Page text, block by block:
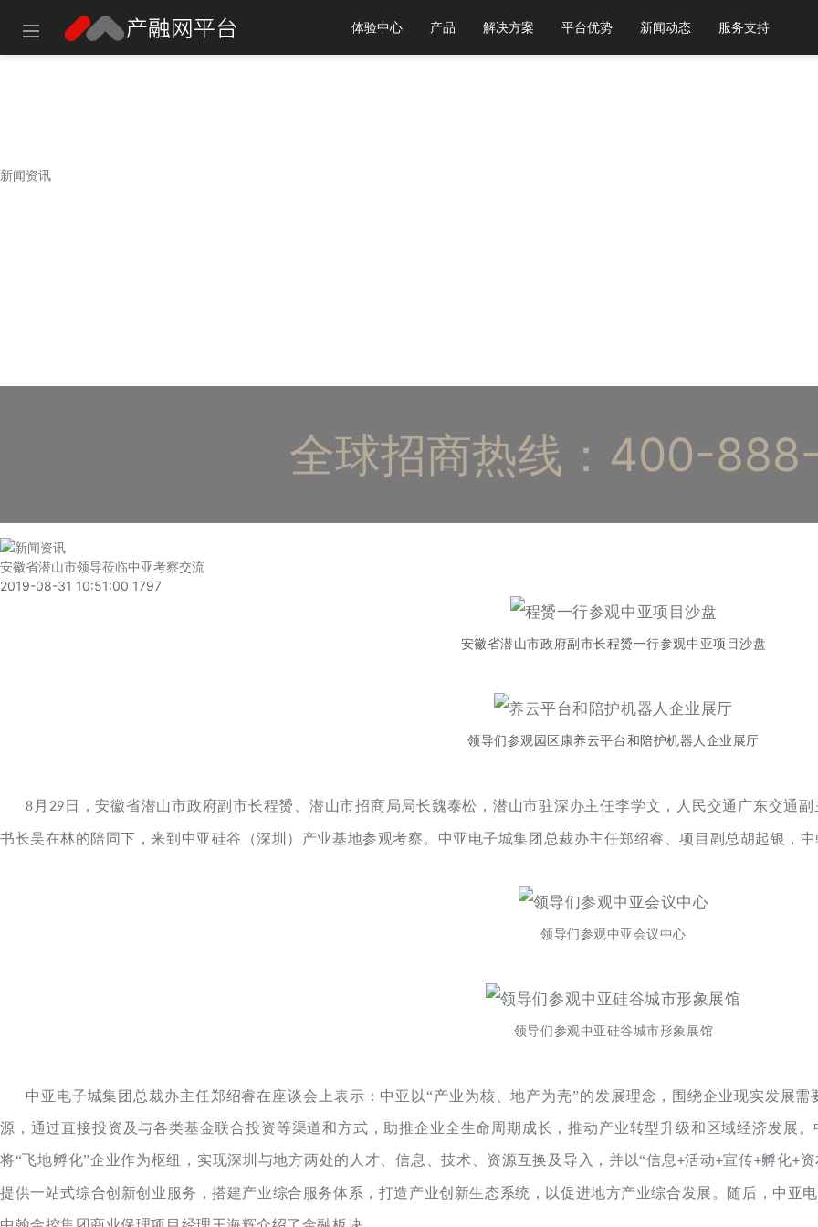
建议使用以下浏览器，以获得最佳体验。 Chrome 31+ 谷歌浏览器 Firefox 30+ 火狐
体验中心 产品 解决方案 平台优势 新闻动态 服务支持
新闻资讯
全球招商热线：400-
安徽省潜山市领导莅临中亚考察交流
2019-08-31 10:51:00 1797
安徽省潜山市政府副市长程赟一行参观中亚项目沙盘
领导们参观园区康养云平台和陪护机器人企业展厅
8月 29 日，安徽省潜山市政府副市长程赟、潜山市招商局局长魏泰松，潜山市驻深办主任李学文，人民交通广东交通
书长吴在林的陪同下，来到中亚硅谷（深圳）产业基地参观考察。中亚电子城集团总裁办主任郑绍睿、项目副总胡起银，
领导们参观中亚会议中心
领导们参观中亚硅谷城市形象展馆
中亚电子城集团总裁办主任郑绍睿在座谈会上表示：中亚以“产业为核、地产为壳”的发展理念，围绕企业现实发展
源，通过直接投资及与各类基金联合投资等渠道和方式，助推企业全生命周期成长，推动产业转型升级和区域经济发展
将“飞地孵化”企业作为枢纽，实现深圳与地方两处的人才、信息、技术、资源互换及导入，并以“信息+活动+宣传+孵化+
提供一站式综合创新创业服务，搭建产业综合服务体系，打造产业创新生态系统，以促进地方产业综合发展。随后，中亚